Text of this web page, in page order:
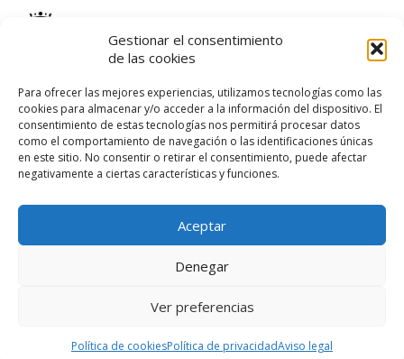
Gestionar el consentimiento
de las cookies
Para ofrecer las mejores experiencias, utilizamos tecnologías como las
cookies para almacenar y/o acceder a la información del dispositivo. El
consentimiento de estas tecnologías nos permitirá procesar datos
como el comportamiento de navegación o las identificaciones únicas
en este sitio. No consentir o retirar el consentimiento, puede afectar
negativamente a ciertas características y funciones.
Aceptar
Denegar
Ver preferencias
Política de cookiesPolítica de privacidadAviso legal
logo SID
Diseño web porSolucionetyCibernatural